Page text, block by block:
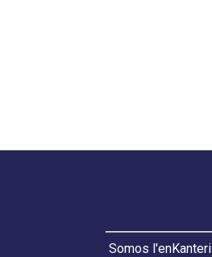
Somos